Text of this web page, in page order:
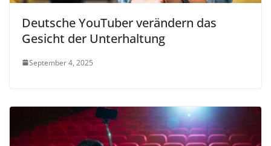
Deutsche YouTuber verändern das
Gesicht der Unterhaltung
September 4, 2025